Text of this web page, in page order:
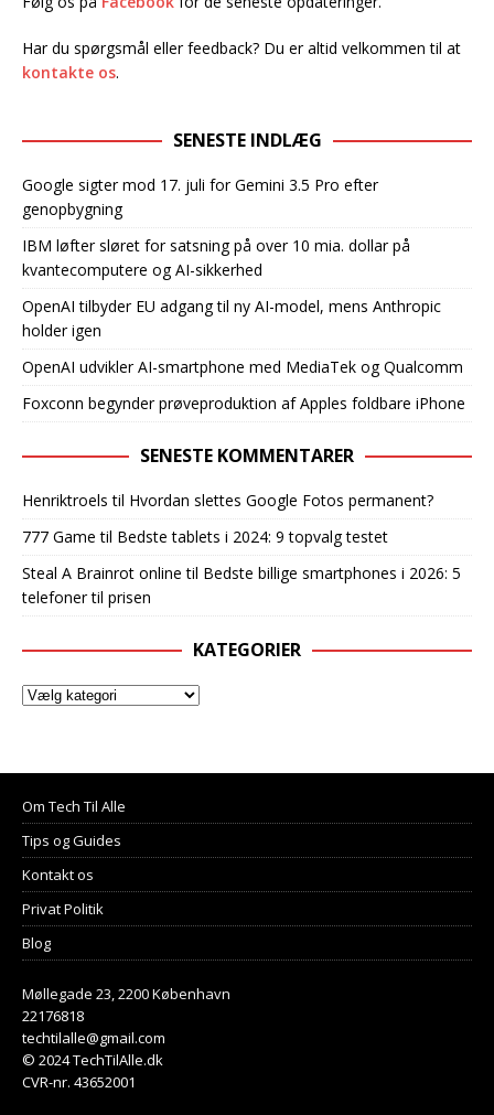
Har du spørgsmål eller feedback? Du er altid velkommen til at
kontakte os.
SENESTE INDLÆG
Google sigter mod 17. juli for Gemini 3.5 Pro efter
genopbygning
IBM løfter sløret for satsning på over 10 mia. dollar på
kvantecomputere og AI-sikkerhed
OpenAI tilbyder EU adgang til ny AI-model, mens Anthropic
holder igen
OpenAI udvikler AI-smartphone med MediaTek og Qualcomm
Foxconn begynder prøveproduktion af Apples foldbare iPhone
SENESTE KOMMENTARER
Henriktroels til Hvordan slettes Google Fotos permanent?
777 Game til Bedste tablets i 2024: 9 topvalg testet
Steal A Brainrot online til Bedste billige smartphones i 2026: 5
telefoner til prisen
KATEGORIER
Om Tech Til Alle
Tips og Guides
Kontakt os
Privat Politik
Blog
Møllegade 23, 2200 København
22176818
techtilalle@gmail.com
© 2024 TechTilAlle.dk
CVR-nr. 43652001